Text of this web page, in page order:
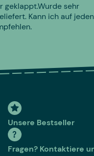
geklappt.Wurde sehr
Kann ich auf
Unsere Bestseller
Fragen? Kontaktiere